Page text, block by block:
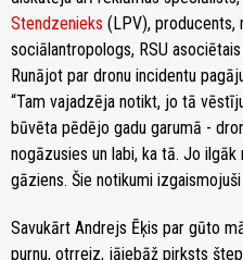
Stendzenieks (LPV), producents,
sociālantropologs, RSU
Runājot par dronu incidentu
“Tam vajadzēja notikt, jo tā
būvēta pēdējo gadu garumā -
nogāzusies un labi, ka tā. Jo
gāziens. Šie notikumi
Savukārt Andrejs Ēķis par gūto
purnu, otrreiz, jāiebāž pirksts